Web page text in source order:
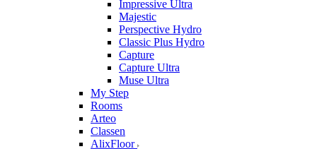
Impressive Ultra
Majestic
Perspective Hydro
Classic Plus Hydro
Capture
Capture Ultra
Muse Ultra
My Step
Rooms
Arteo
Classen
AlixFloor